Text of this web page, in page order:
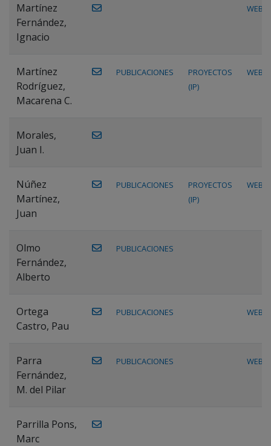
Martínez
Fernández,
Ignacio
WEB
Martínez
Rodríguez,
Macarena C.
PUBLICACIONES
PROYECTOS
(IP)
WEB
Morales,
Juan I.
Núñez
Martínez,
Juan
PUBLICACIONES
PROYECTOS
(IP)
WEB
Olmo
Fernández,
Alberto
PUBLICACIONES
Ortega
Castro, Pau
PUBLICACIONES WEB
Parra
Fernández,
M. del Pilar
PUBLICACIONES WEB
Parrilla Pons,
Marc